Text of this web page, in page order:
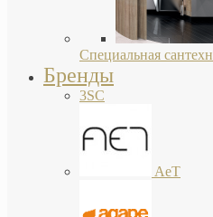
Специальная
Бренды
3SC
AeT